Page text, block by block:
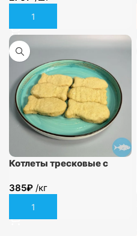
В корзину
Котлеты тресковые с
панировке
385₽ /кг
В корзину